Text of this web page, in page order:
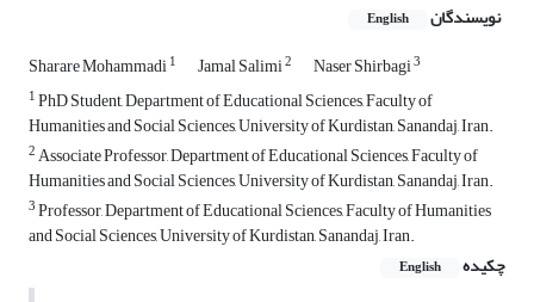
نویسندگان English
Sharare Mohammadi1 Jamal Salimi2 Naser Shirbagi3
1PhD Student, Department of Educational Sciences, Faculty of
Humanities and Social Sciences, University of Kurdistan, Sanandaj, Iran.
2Associate Professor, Department of Educational Sciences, Faculty of
Humanities and Social Sciences, University of Kurdistan, Sanandaj, Iran.
3Professor, Department of Educational Sciences, Faculty of Humanities
and Social Sciences, University of Kurdistan, Sanandaj, Iran.
چکیده
English